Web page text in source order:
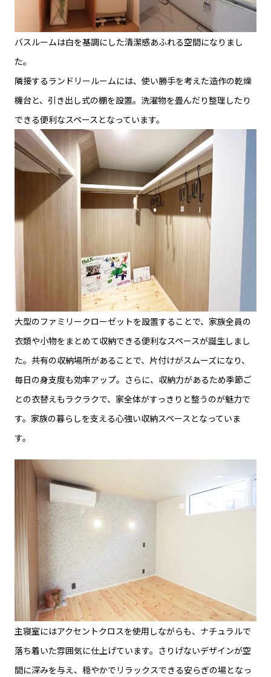
バスルームは白を基調にした清潔感あふれる空間になりまし
た。
隣接するランドリールームには、使い勝手を考えた造作の乾燥
機台と、引き出し式の棚を設置。洗濯物を畳んだり整理したり
できる便利なスペースとなっています。
大型のファミリークローゼットを設置することで、家族全員の
衣類や小物をまとめて収納できる便利なスペースが誕生しまし
た。共有の収納場所があることで、片付けがスムーズになり、
毎日の身支度も効率アップ。さらに、収納力があるため季節ご
との衣替えもラクラクで、家全体がすっきりと整うのが魅力で
す。家族の暮らしを支える心強い収納スペースとなっていま
す。
主寝室にはアクセントクロスを使用しながらも、ナチュラルで
落ち着いた雰囲気に仕上げています。さりげないデザインが空
間に深みを与え、穏やかでリラックスできる安らぎの場となっ